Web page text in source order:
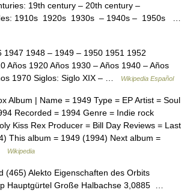
19th century – 20th century –
1910s 1920s 1930s – 1940s – 1950s …
1948 – 1949 – 1950 1951 1952
Años 1920 Años 1930 – Años 1940 – Años
1970 Siglos: Siglo XIX – …
Wikipedia Español
Album | Name = 1949 Type = EP Artist = Soul
Recorded = 1994 Genre = Indie rock
Kiss Rex Producer = Bill Day Reviews = Last
This album = 1949 (1994) Next album =
Wikipedia
(465) Alekto Eigenschaften des Orbits
Hauptgürtel Große Halbachse 3,0885 …